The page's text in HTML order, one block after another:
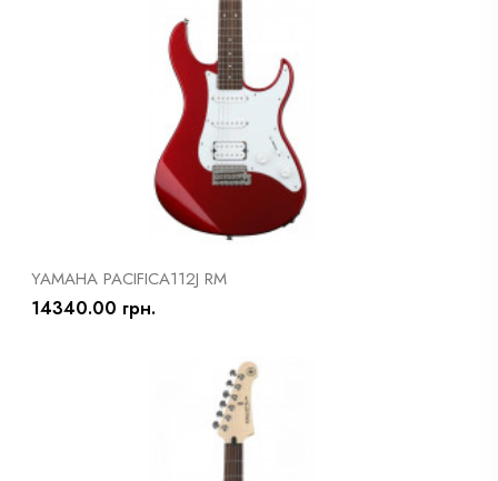
YAMAHA PACIFICA112J RM
14340.00 грн.